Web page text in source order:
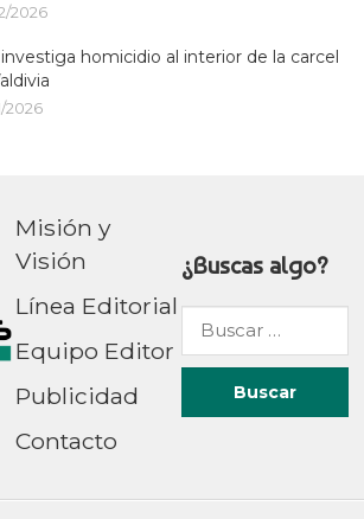
2026
homicidio al interior de la carcel
2026
Misión y
Visión
Línea Editorial
Equipo Editor
Publicidad
Contacto
¿Buscas algo?
Buscar
por: